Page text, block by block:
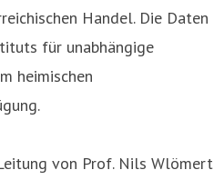
Handel. Die Daten
für unabhängige
heimischen
von Prof. Nils Wlömert